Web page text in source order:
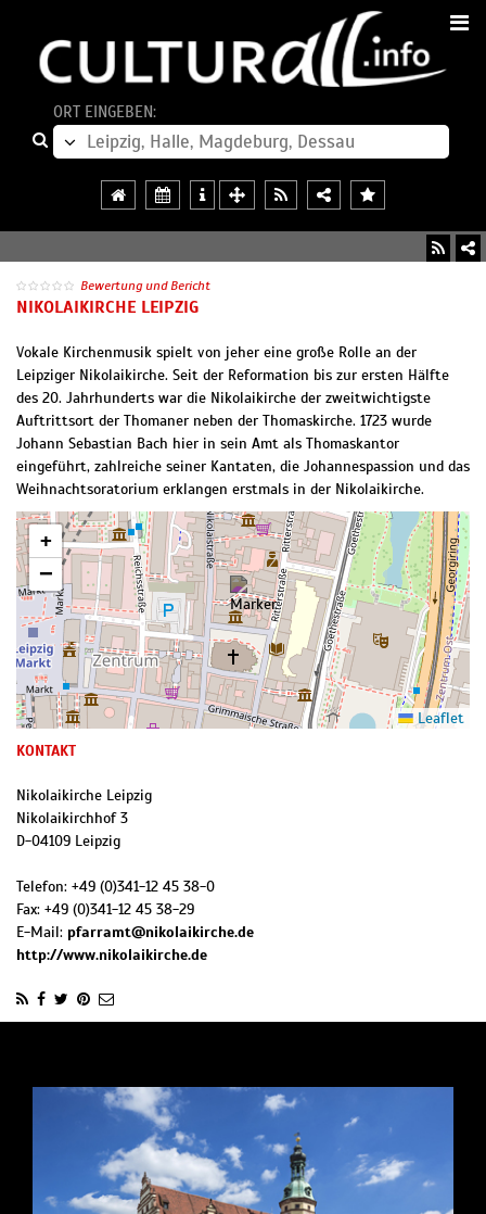
ORT EINGEBEN:
Bewertung und Bericht
NIKOLAIKIRCHE LEIPZIG
Vokale Kirchenmusik spielt von jeher eine große Rolle an der
Leipziger Nikolaikirche. Seit der Reformation bis zur ersten Hälfte
des 20. Jahrhunderts war die Nikolaikirche der zweitwichtigste
Auftrittsort der Thomaner neben der Thomaskirche. 1723 wurde
Johann Sebastian Bach hier in sein Amt als Thomaskantor
eingeführt, zahlreiche seiner Kantaten, die Johannespassion und das
Weihnachtsoratorium erklangen erstmals in der Nikolaikirche.
+
−
Leaflet
KONTAKT
Nikolaikirche Leipzig
Nikolaikirchhof 3
D-04109 Leipzig
Telefon: +49 (0)341-12 45 38-0
Fax: +49 (0)341-12 45 38-29
E-Mail: pfarramt@nikolaikirche.de
http://www.nikolaikirche.de